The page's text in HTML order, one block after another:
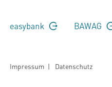
easybank BAWAG
Impressum | Datenschutz